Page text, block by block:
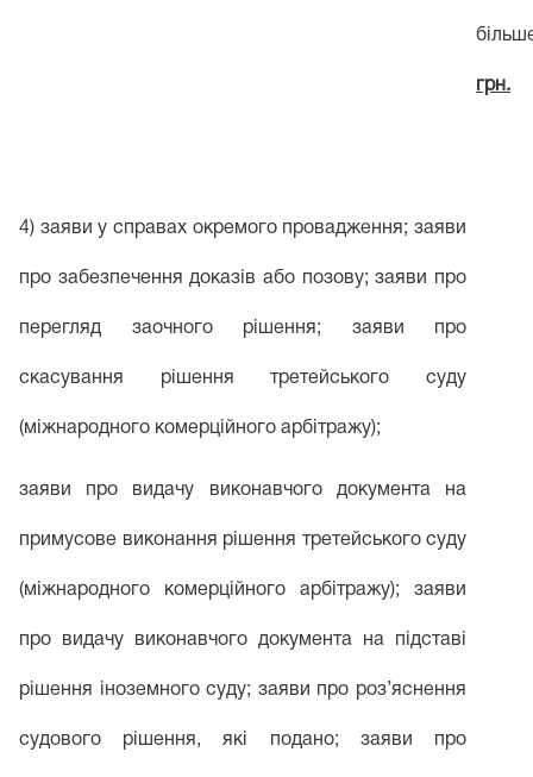
грн.
4) заяви у справах окремого провадження; заяви
про забезпечення доказів або позову; заяви про
перегляд заочного рішення; заяви про
скасування рішення третейського суду
(міжнародного комерційного арбітражу);
заяви про видачу виконавчого документа на
примусове виконання рішення третейського суду
(міжнародного комерційного арбітражу); заяви
про видачу виконавчого документа на підставі
рішення іноземного суду; заяви про роз’яснення
судового рішення, які подано; заяви про